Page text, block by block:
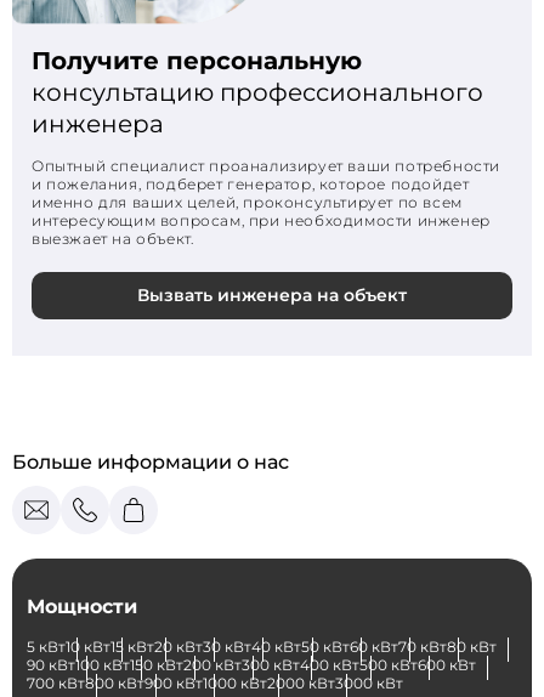
Получите персональную
консультацию профессионального
инженера
Опытный специалист проанализирует ваши потребности
и пожелания, подберет генератор, которое подойдет
именно для ваших целей, проконсультирует по всем
интересующим вопросам, при необходимости инженер
выезжает на объект.
Вызвать инженера на объект
Больше информации о нас
Мощности
5 кВт10 кВт15 кВт20 кВт30 кВт40 кВт50 кВт60 кВт70 кВт80 кВт
90 кВт100 кВт150 кВт200 кВт300 кВт400 кВт500 кВт600 кВт
700 кВт800 кВт900 кВт1000 кВт2000 кВт3000 кВт